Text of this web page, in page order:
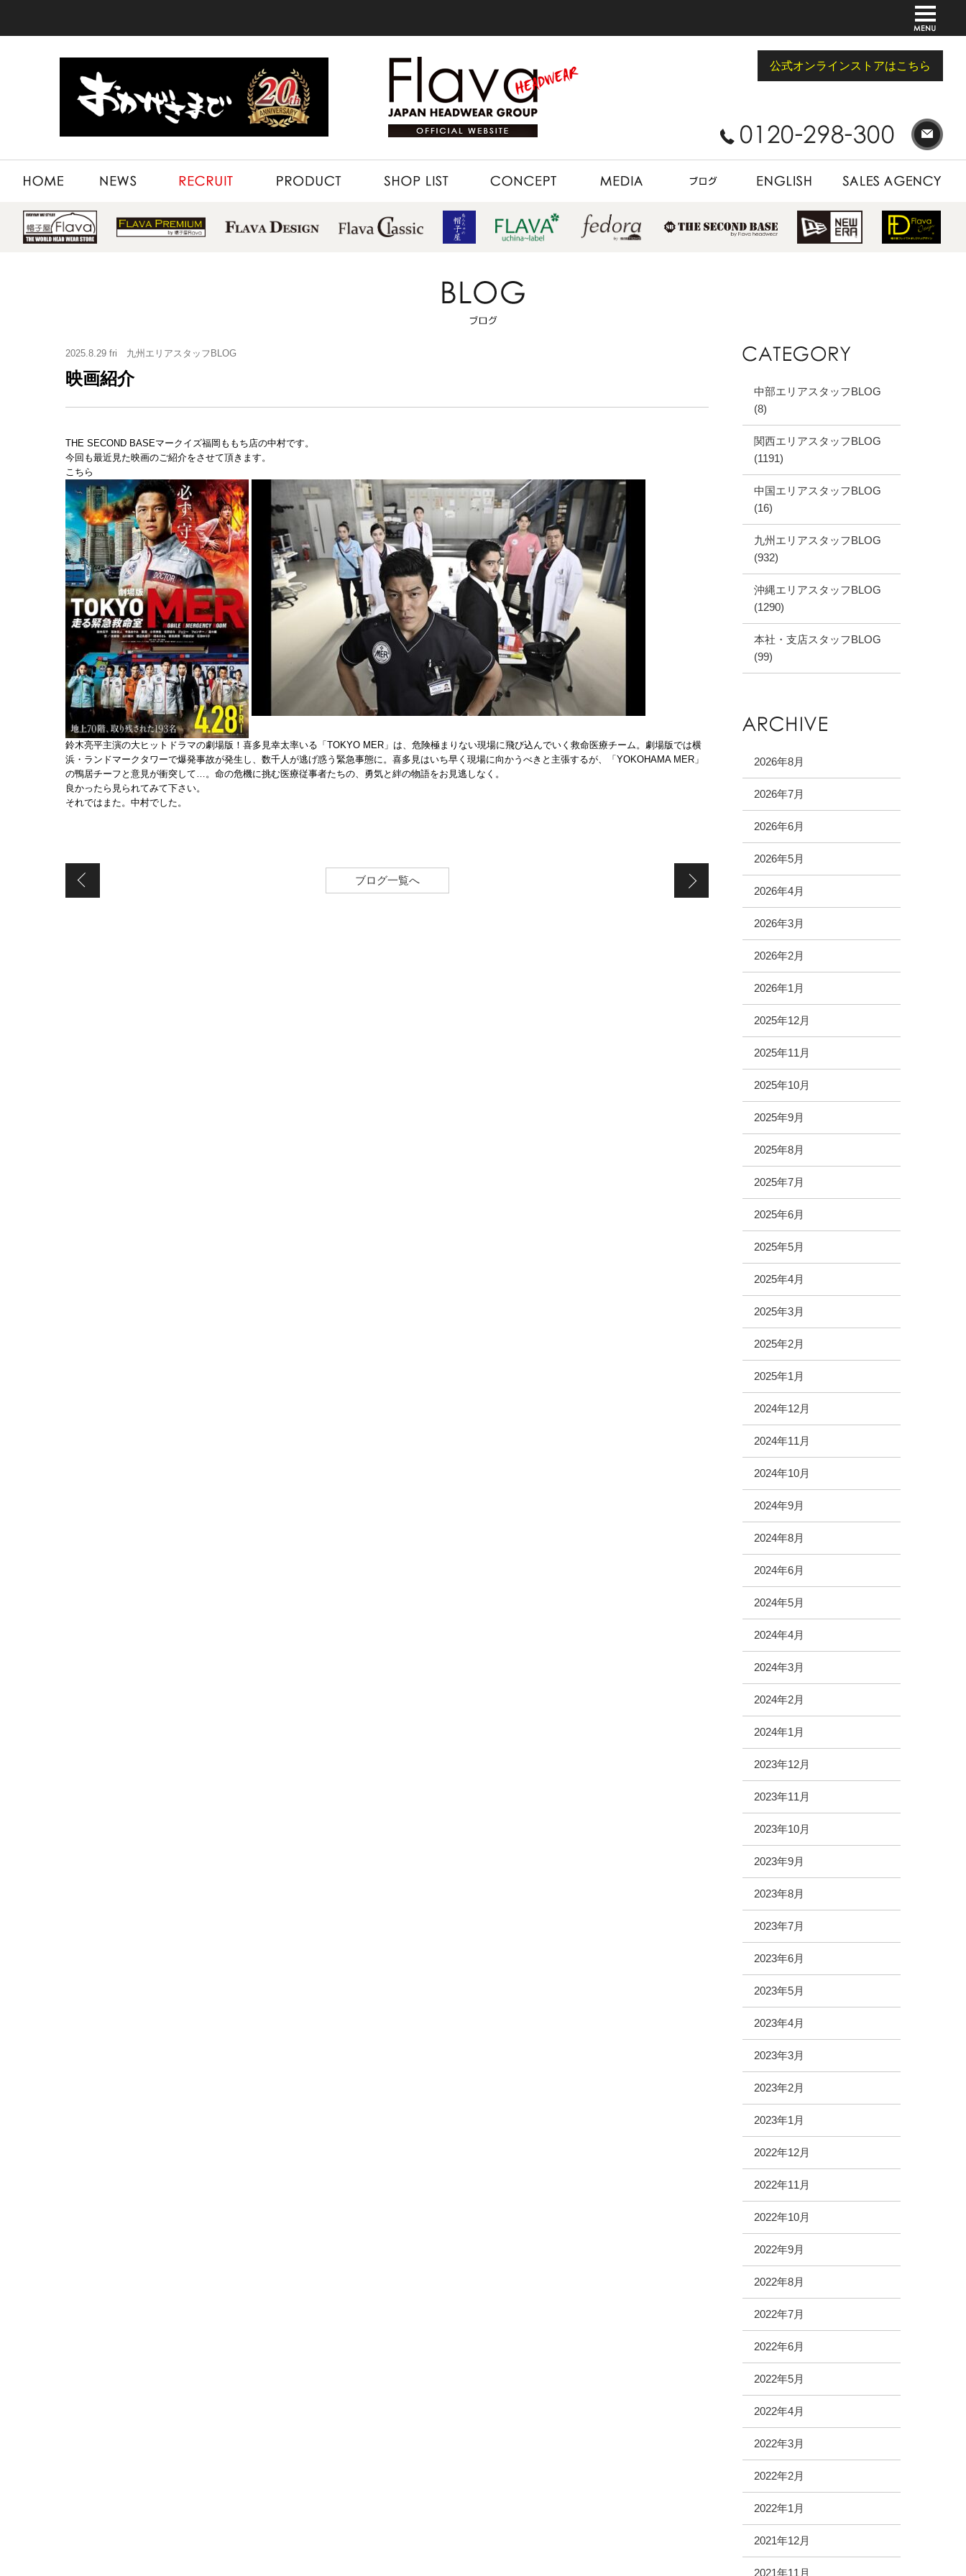
公式オンラインストアはこちら
2025.8.29 fri 九州エリアスタッフBLOG
映画紹介
THE SECOND BASEマークイズ福岡ももち店の中村です。
今回も最近見た映画のご紹介をさせて頂きます。
こちら
鈴木亮平主演の大ヒットドラマの劇場版！喜多見幸太率いる「TOKYO MER」は、危険極まりない現場に飛び込んでいく救命医療チーム。劇場版では横
浜・ランドマークタワーで爆発事故が発生し、数千人が逃げ惑う緊急事態に。喜多見はいち早く現場に向かうべきと主張するが、「YOKOHAMA MER」
の鴨居チーフと意見が衝突して…。命の危機に挑む医療従事者たちの、勇気と絆の物語をお見逃しなく。
良かったら見られてみて下さい。
それではまた。中村でした。
ブログ一覧へ
中部エリアスタッフBLOG
(8)
関西エリアスタッフBLOG
(1191)
中国エリアスタッフBLOG
(16)
九州エリアスタッフBLOG
(932)
沖縄エリアスタッフBLOG
(1290)
本社・支店スタッフBLOG
(99)
2026年8月
2026年7月
2026年6月
2026年5月
2026年4月
2026年3月
2026年2月
2026年1月
2025年12月
2025年11月
2025年10月
2025年9月
2025年8月
2025年7月
2025年6月
2025年5月
2025年4月
2025年3月
2025年2月
2025年1月
2024年12月
2024年11月
2024年10月
2024年9月
2024年8月
2024年6月
2024年5月
2024年4月
2024年3月
2024年2月
2024年1月
2023年12月
2023年11月
2023年10月
2023年9月
2023年8月
2023年7月
2023年6月
2023年5月
2023年4月
2023年3月
2023年2月
2023年1月
2022年12月
2022年11月
2022年10月
2022年9月
2022年8月
2022年7月
2022年6月
2022年5月
2022年4月
2022年3月
2022年2月
2022年1月
2021年12月
2021年11月